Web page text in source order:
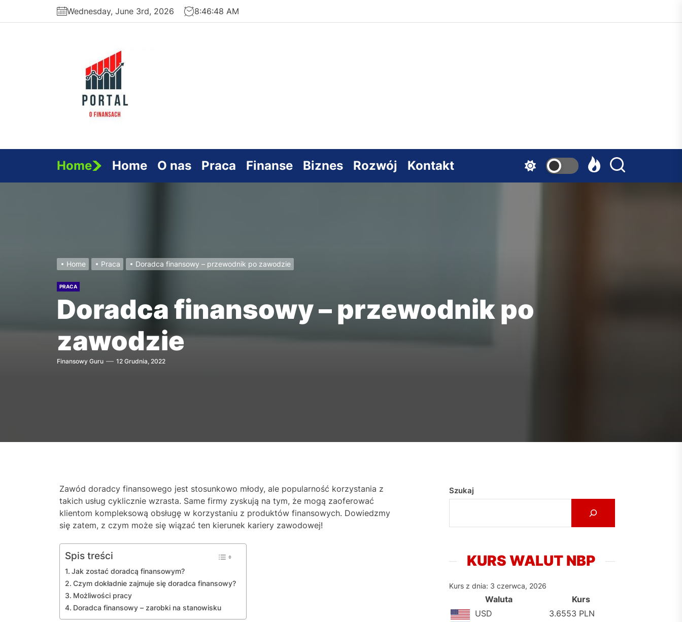
Wednesday, June 3rd, 2026 8:46:49 AM
Home Home O nas Praca Finanse Biznes Rozwój Kontakt
Home Praca Doradca finansowy – przewodnik po zawodzie
PRACA
Doradca finansowy – przewodnik po
zawodzie
Finansowy Guru 12 Grudnia, 2022
Zawód doradcy finansowego jest stosunkowo młody, ale popularność korzystania z
takich usług cyklicznie wzrasta. Same firmy zyskują na tym, że mogą zaoferować
klientom kompleksową obsługę w korzystaniu z produktów finansowych. Dowiedzmy
się zatem, z czym może się wiązać ten kierunek kariery zawodowej!
Spis treści
Jak zostać doradcą finansowym?
Czym dokładnie zajmuje się doradca finansowy?
Możliwości pracy
Doradca finansowy – zarobki na stanowisku
Szukaj
KURS WALUT NBP
Kurs z dnia: 3 czerwca, 2026
Waluta
Kurs
USD
3.6553 PLN